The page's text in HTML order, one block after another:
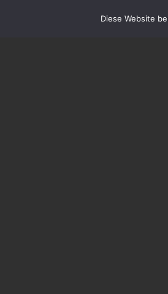
Diese Website